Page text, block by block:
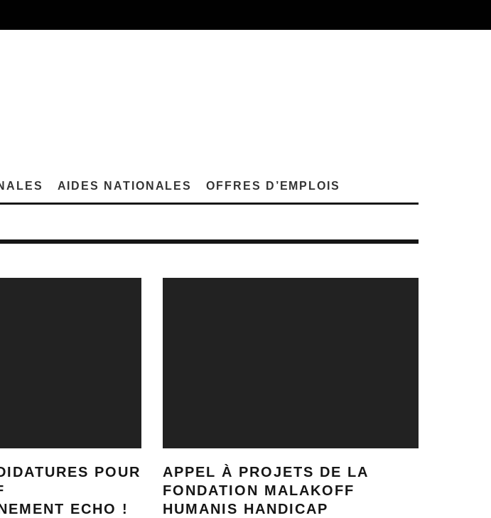
AIDES NATIONALES OFFRES D’EMPLOIS
POUR
ECHO !
APPEL À PROJETS DE LA
FONDATION MALAKOFF
HUMANIS HANDICAP